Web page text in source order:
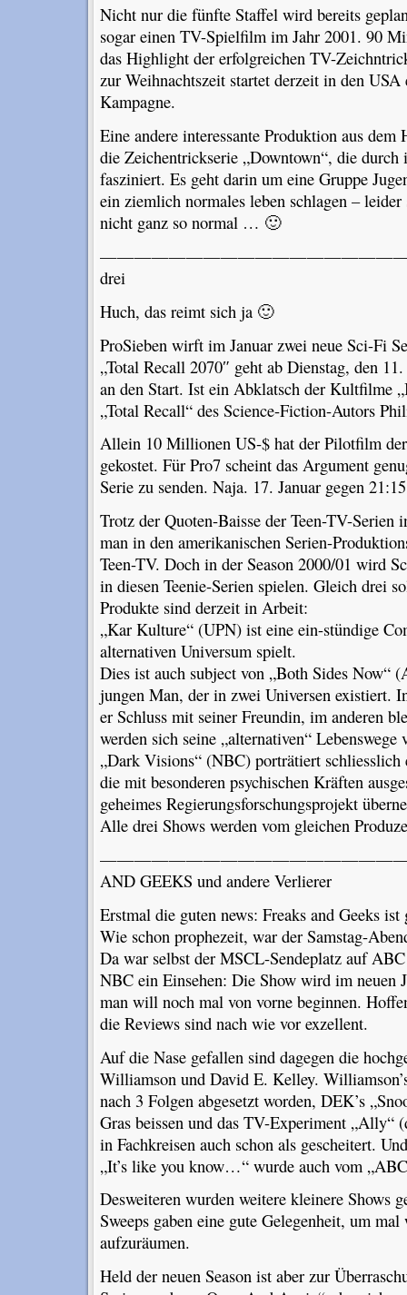
Nicht nur die fünfte Staffel wird bereits
sogar einen TV-Spielfilm im Jahr 2001. 90
das Highlight der erfolgreichen TV-
zur Weihnachtszeit startet derzeit in den USA
Kampagne.
Eine andere interessante Produktion aus
die Zeichentrickserie „Downtown“, die
fasziniert. Es geht darin um eine Gruppe
ein ziemlich normales leben schlagen –
nicht ganz so normal … 🙂
drei
Huch, das reimt sich ja 🙂
ProSieben wirft im Januar zwei neue Sci-Fi
„Total Recall 2070″ geht ab Dienstag, den
an den Start. Ist ein Abklatsch der Kultfilme
„Total Recall“ des Science-Fiction-Autors
Allein 10 Millionen US-$ hat der Pilotfilm der
gekostet. Für Pro7 scheint das Argument
Serie zu senden. Naja. 17. Januar gegen
Trotz der Quoten-Baisse der Teen-TV-Serien
man in den amerikanischen Serien-
Teen-TV. Doch in der Season 2000/01 wird
in diesen Teenie-Serien spielen. Gleich drei
Produkte sind derzeit in Arbeit:
„Kar Kulture“ (UPN) ist eine ein-stündige
alternativen Universum spielt.
Dies ist auch subject von „Both Sides Now“
jungen Man, der in zwei Universen existiert.
er Schluss mit seiner Freundin, im anderen
werden sich seine „alternativen“ Lebenswege
„Dark Visions“ (NBC) porträtiert schliesslich
die mit besonderen psychischen Kräften
geheimes Regierungsforschungsprojekt
Alle drei Shows werden vom gleichen
AND GEEKS und andere Verlierer
Erstmal die guten news: Freaks and Geeks ist
Wie schon prophezeit, war der Samstag-
Da war selbst der MSCL-Sendeplatz auf
NBC ein Einsehen: Die Show wird im neuen
man will noch mal von vorne beginnen.
die Reviews sind nach wie vor exzellent.
Auf die Nase gefallen sind dagegen die
Williamson und David E. Kelley.
nach 3 Folgen abgesetzt worden, DEK’s
Gras beissen und das TV-Experiment
in Fachkreisen auch schon als gescheitert.
„It’s like you know…“ wurde auch vom
Desweiteren wurden weitere kleinere Shows
Sweeps gaben eine gute Gelegenheit, um
aufzuräumen.
Held der neuen Season ist aber zur